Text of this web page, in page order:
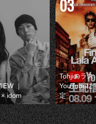
｜
idom
Tohjiのラス
YouTubeに
定